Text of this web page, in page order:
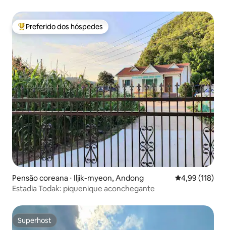
espaçoso quintal, acampamento, churrasco
Entre os melhores preferidos dos hóspedes
Preferido dos hóspedes
Pensão coreana ⋅ Iljik-myeon, Andong 4,99 de uma
4,99 (118)
Estadia Todak: piquenique aconchegante
Superhost
Superhost